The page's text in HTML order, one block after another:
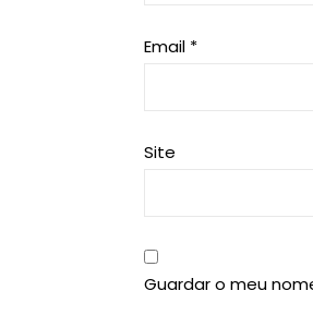
Email *
Site
Guardar o meu